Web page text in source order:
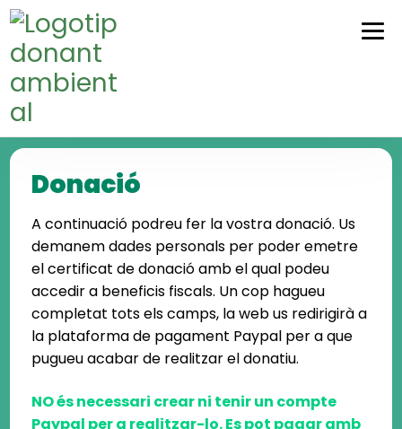
Skip
to
navigation
Skip
to
content
Donació
A continuació podreu fer la vostra donació. Us
demanem dades personals per poder emetre
el certificat de donació amb el qual podeu
accedir a beneficis fiscals. Un cop hagueu
completat tots els camps, la web us redirigirà a
la plataforma de pagament Paypal per a que
pugueu acabar de realitzar el donatiu.
NO és necessari crear ni tenir un compte
Paypal per a realitzar-lo. Es pot pagar amb